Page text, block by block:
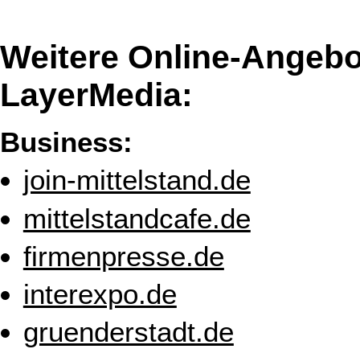
Weitere Online-
LayerMedia:
Business:
join-mittelstand.de
mittelstandcafe.de
firmenpresse.de
interexpo.de
gruenderstadt.de